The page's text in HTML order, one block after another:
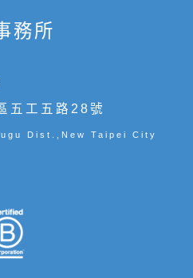
務所
五工五路28號
Dist.,New Taipei City